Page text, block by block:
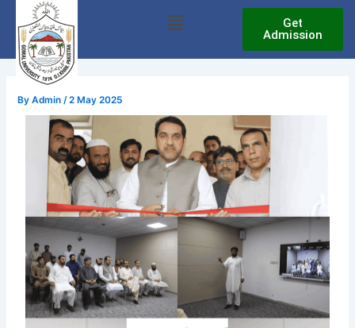
content
Menu
Get
Admission
ByAdmin /2 May 2025